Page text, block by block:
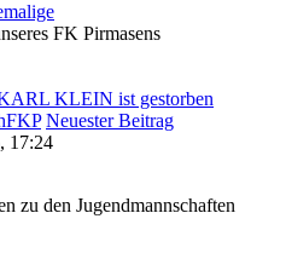
FK Pirmasens
KLEIN ist gestorben
Neuester Beitrag
17:24
zu den Jugendmannschaften